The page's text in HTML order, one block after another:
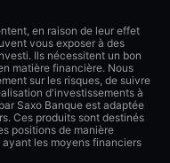
en raison de leur effet
vous exposer à des
Ils nécessitent un bon
matière financière. Nous
sur les risques, de suivre
d'investissements à
Saxo Banque est adaptée
Ces produits sont destinés
positions de manière
les moyens financiers